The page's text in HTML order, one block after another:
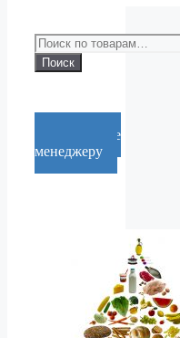
Искать:
Поиск
Cообщение
менеджеру